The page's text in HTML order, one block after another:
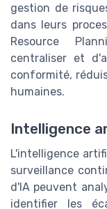
gestion de
dans leurs
Resource
centraliser et
conformité,
humaines.
Intelligence
L'intelligence
surveillance
d'IA peuvent
identifier les